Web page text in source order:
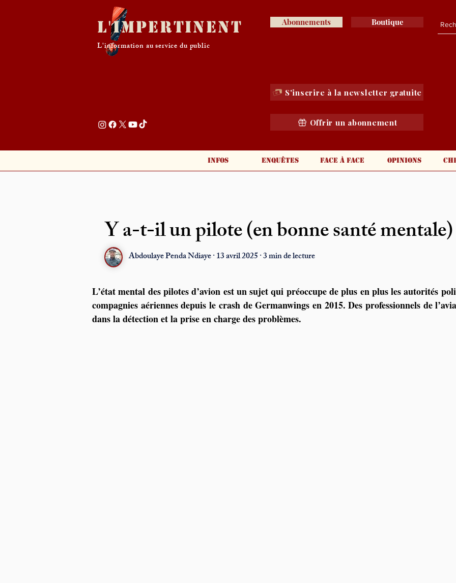
L'Impertinent
L'information au service du public
Abonnements Boutique
S'inscrire à la newsletter gratuite
Offrir un abonnement
Infos Enquêtes Face à face Opinions
Y a-t-il un pilote (en bonne santé mentale)
Abdoulaye Penda Ndiaye · 13 avril 2025 · 3 min de lecture
L’état mental des pilotes d’avion est un sujet qui préoccupe de plus en plus les autorités
compagnies aériennes depuis le crash de Germanwings en 2015. Des professionnels de
dans la détection et la prise en charge des problèmes.